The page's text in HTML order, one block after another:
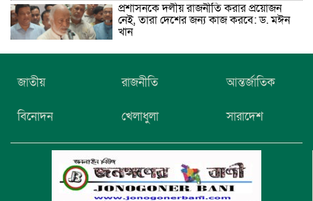
প্রশাসনকে দলীয় রাজনীতি করার প্রয়োজন
নেই, তারা দেশের জন্য কাজ করবে: ড. মঈন
খান
নিখোঁজের তিনদিন পর মাইক্রোবাস চালকের
মরদেহ উদ্ধার
উচ্চ বিদ্যালয়ের ৮১তম বার্ষিক ক্রীড়া
জাতীয় রাজনীতি আন্তর্জাতিক
বিনোদন খেলাধুলা সারাদেশ